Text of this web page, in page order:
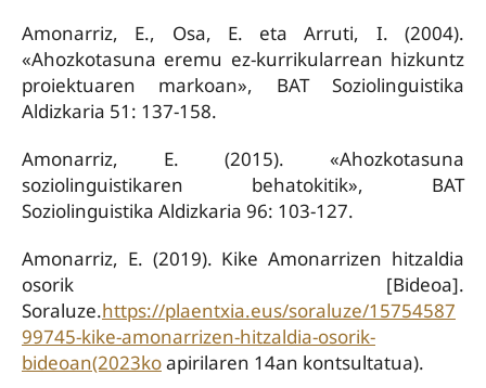
Amonarriz, E., Osa, E. eta Arruti, I. (2004).
«Ahozkotasuna eremu ez-kurrikularrean hizkuntz
proiektuaren markoan», BAT Soziolinguistika
Aldizkaria 51: 137-158.
Amonarriz, E. (2015). «Ahozkotasuna
soziolinguistikaren behatokitik», BAT
Soziolinguistika Aldizkaria 96: 103-127.
Amonarriz, E. (2019). Kike Amonarrizen hitzaldia
osorik [Bideoa].
Soraluze.https://plaentxia.eus/soraluze/15754587
99745-kike-amonarrizen-hitzaldia-osorik-
bideoan(2023koapirilaren 14an kontsultatua).